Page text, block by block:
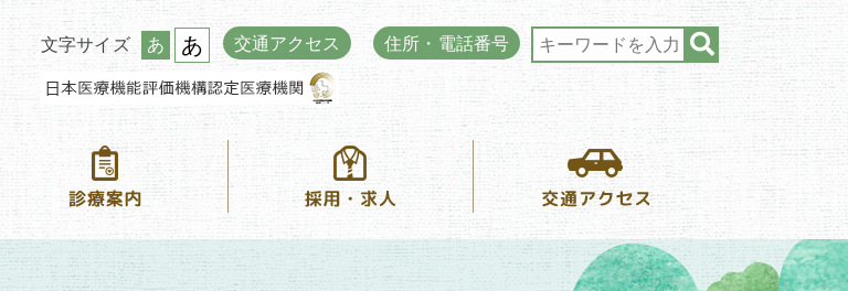
文字サイズ あ あ 交通アクセス 住所・電話番号